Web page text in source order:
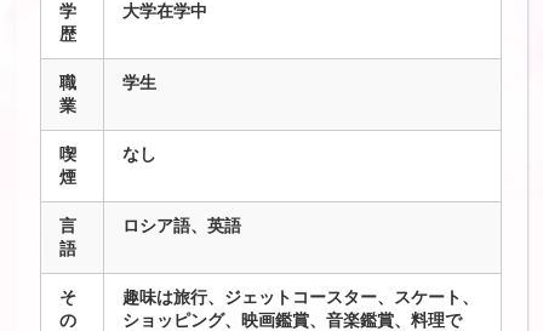
学
歴
大学在学中
職
業
学生
喫
煙
なし
言
語
ロシア語、英語
そ
の
趣味は旅行、ジェットコースター、スケート、
ショッピング、映画鑑賞、音楽鑑賞、料理で